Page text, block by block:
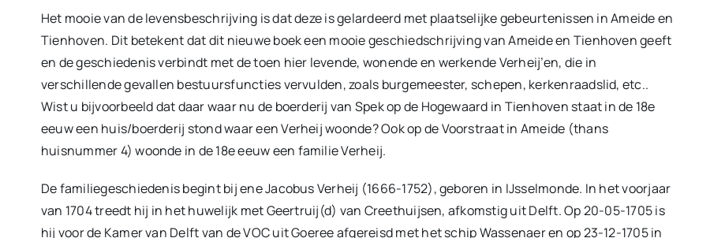
Het mooie van de levensbeschrijving is dat deze is gelardeerd met plaatselijke gebeurtenissen in Ameide en
Tienhoven. Dit betekent dat dit nieuwe boek een mooie geschiedschrijving van Ameide en Tienhoven geeft
en de geschiedenis verbindt met de toen hier levende, wonende en werkende Verheij’en, die in
verschillende gevallen bestuursfuncties vervulden, zoals burgemeester, schepen, kerkenraadslid, etc..
Wist u bijvoorbeeld dat daar waar nu de boerderij van Spek op de Hogewaard in Tienhoven staat in de 18e
eeuw een huis/boerderij stond waar een Verheij woonde? Ook op de Voorstraat in Ameide (thans
huisnummer 4) woonde in de 18e eeuw een familie Verheij.
De familiegeschiedenis begint bij ene Jacobus Verheij (1666-1752), geboren in IJsselmonde. In het voorjaar
van 1704 treedt hij in het huwelijk met Geertruij(d) van Creethuijsen, afkomstig uit Delft. Op 20-05-1705 is
hij voor de Kamer van Delft van de VOC uit Goeree afgereisd met het schip Wassenaer en op 23-12-1705 in